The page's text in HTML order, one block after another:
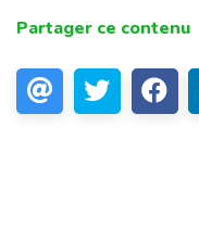
Partager ce contenu